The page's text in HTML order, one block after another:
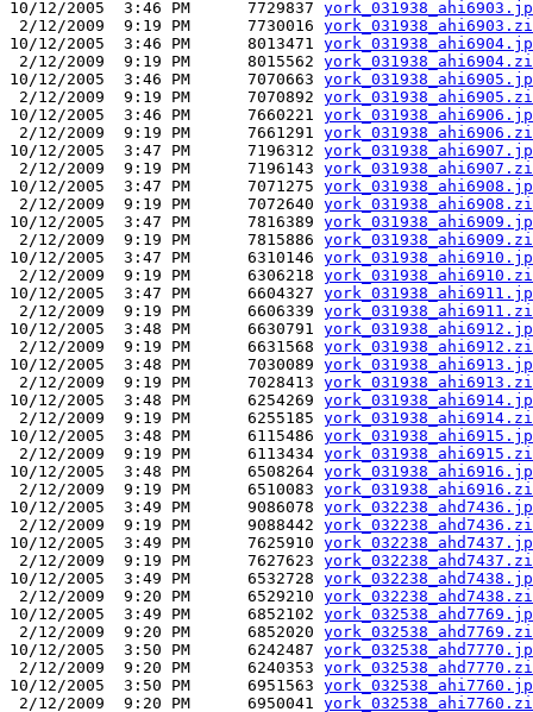
10/12/2005  3:46 PM      7729837
2/12/2009  9:19 PM      7730016
10/12/2005  3:46 PM      8013471
2/12/2009  9:19 PM      8015562
10/12/2005  3:46 PM      7070663
2/12/2009  9:19 PM      7070892
10/12/2005  3:46 PM      7660221
2/12/2009  9:19 PM      7661291
10/12/2005  3:47 PM      7196312
2/12/2009  9:19 PM      7196143
10/12/2005  3:47 PM      7071275
2/12/2009  9:19 PM      7072640
10/12/2005  3:47 PM      7816389
2/12/2009  9:19 PM      7815886
10/12/2005  3:47 PM      6310146
2/12/2009  9:19 PM      6306218
10/12/2005  3:47 PM      6604327
2/12/2009  9:19 PM      6606339
10/12/2005  3:48 PM      6630791
2/12/2009  9:19 PM      6631568
10/12/2005  3:48 PM      7030089
2/12/2009  9:19 PM      7028413
10/12/2005  3:48 PM      6254269
2/12/2009  9:19 PM      6255185
10/12/2005  3:48 PM      6115486
2/12/2009  9:19 PM      6113434
10/12/2005  3:48 PM      6508264
2/12/2009  9:19 PM      6510083
10/12/2005  3:49 PM      9086078
2/12/2009  9:19 PM      9088442
10/12/2005  3:49 PM      7625910
2/12/2009  9:19 PM      7627623
10/12/2005  3:49 PM      6532728
2/12/2009  9:20 PM      6529210
10/12/2005  3:49 PM      6852102
2/12/2009  9:20 PM      6852020
10/12/2005  3:50 PM      6242487
2/12/2009  9:20 PM      6240353
10/12/2005  3:50 PM      6951563
2/12/2009  9:20 PM      6950041